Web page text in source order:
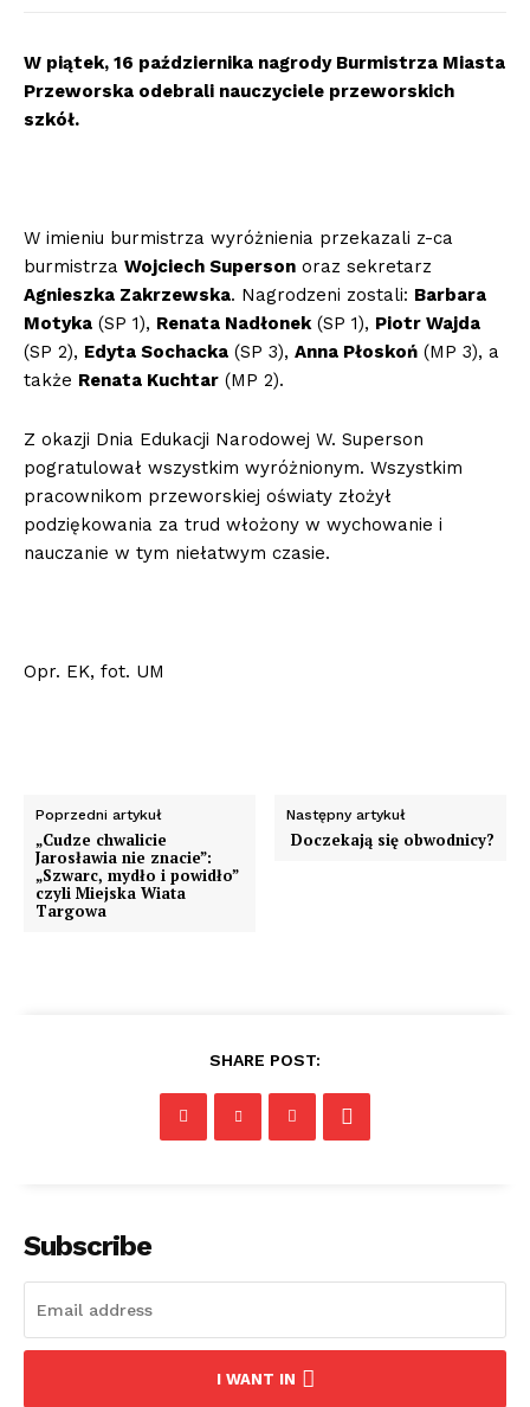
W piątek, 16 października nagrody Burmistrza Miasta
Przeworska odebrali nauczyciele przeworskich
szkół.
W imieniu burmistrza wyróżnienia przekazali z-ca
burmistrza Wojciech Superson oraz sekretarz
Agnieszka Zakrzewska. Nagrodzeni zostali: Barbara
Motyka (SP 1), Renata Nadłonek(SP 1), Piotr Wajda
(SP 2), Edyta Sochacka (SP 3), Anna Płoskoń (MP 3), a
także Renata Kuchtar (MP 2).
Z okazji Dnia Edukacji Narodowej W. Superson
pogratulował wszystkim wyróżnionym. Wszystkim
pracownikom przeworskiej oświaty złożył
podziękowania za trud włożony w wychowanie i
nauczanie w tym niełatwym czasie.
Opr. EK, fot. UM
Poprzedni artykuł
„Cudze chwalicie
Jarosławia nie znacie”:
„Szwarc, mydło i powidło”
czyli Miejska Wiata
Targowa
Następny artykuł
Doczekają się obwodnicy?
SHARE POST:
Subscribe
I WANT IN